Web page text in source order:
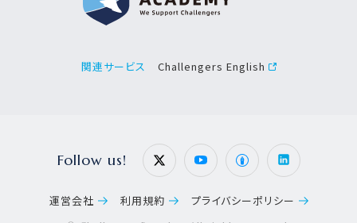
関連サービス Challengers English
Follow us!
運営会社 利用規約 プライバシーポリシー